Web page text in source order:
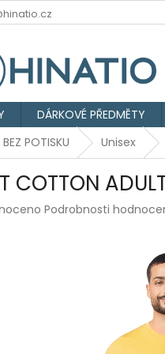
DÁRKOVÉ PŘEDMĚTY
BEZ POTISKU Unisex
COTTON
Podrobnosti